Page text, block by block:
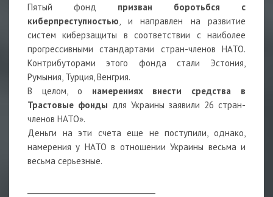
Пятый фонд призван боротьбся с
киберпреступностью, и направлен на развитие
систем киберзащиты в соответствии с наиболее
прогрессивными стандартами стран-членов НАТО.
Контрибуторами этого фонда стали Эстония,
Румыния, Турция, Венгрия.
В целом, о намерениях внести средства в
Трастовые фонды для Украины заявили 26 стран-
членов НАТО».
Деньги на эти счета еще не поступили, однако,
намерения у НАТО в отношении Украины весьма и
весьма серьезные.